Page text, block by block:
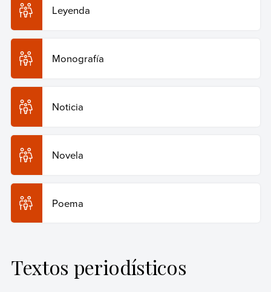
Leyenda
Monografía
Noticia
Novela
Poema
Textos periodísticos